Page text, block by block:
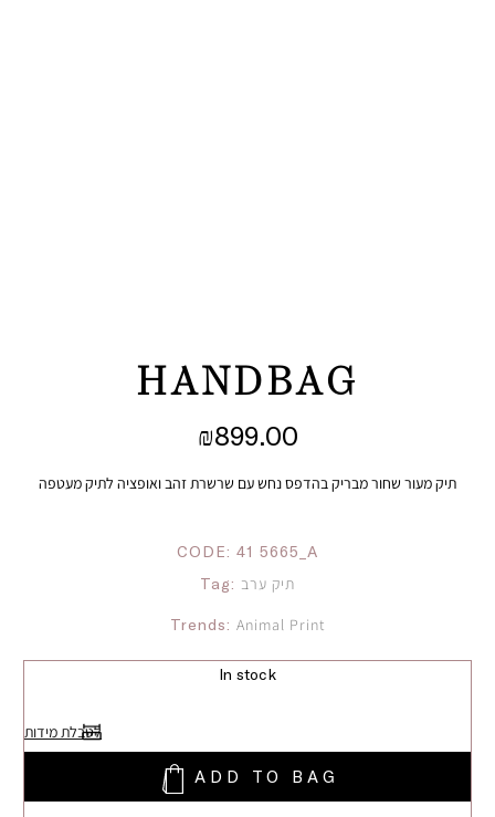
HANDBAG
₪899.00
תיק מעור שחור מבריק בהדפס נחש עם שרשרת זהב ואופציה לתיק מעטפה
CODE: 41 5665_A
Tag: תיק ערב
Trends: Animal Print
In stock
לטבלת מידות
ADD TO BAG